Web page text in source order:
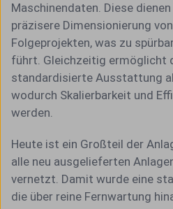
Maschinendaten. Diese
präzisere Dimensionierung
Folgeprojekten, was zu
führt. Gleichzeitig ermöglicht
standardisierte Ausstattung
wodurch Skalierbarkeit und
werden.
Heute ist ein Großteil der
alle neu ausgelieferten
vernetzt. Damit wurde eine
die über reine Fernwartung